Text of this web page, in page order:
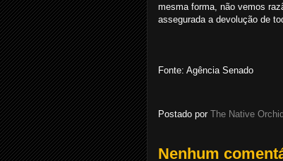
mesma forma, não vemos
assegurada a devolução de
Fonte: Agência Senado
Postado por The Native
Nenhum